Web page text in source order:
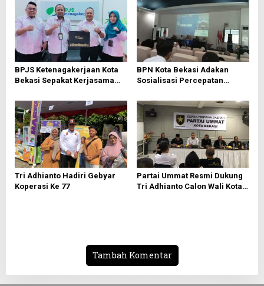
p
o
s
BPJS Ketenagakerjaan Kota
Bekasi Sepakat Kerjasama
BPN Kota Bekasi Adakan
Sosialisasi Percepatan
Tri Adhianto Hadiri Gebyar
Koperasi Ke 77
Partai Ummat Resmi Dukung
Tri Adhianto Calon Wali Kota
Tambah Komentar